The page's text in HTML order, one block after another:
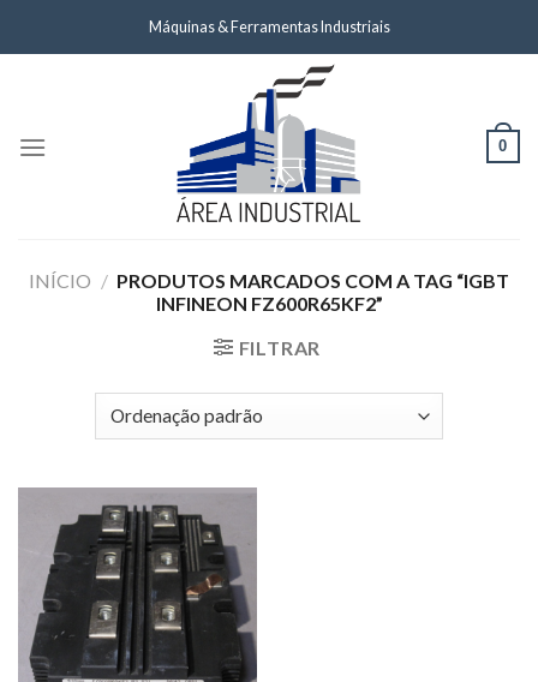
Máquinas & Ferramentas Industriais
0
INÍCIO / PRODUTOS MARCADOS COM A TAG “IGBT
INFINEON FZ600R65KF2”
FILTRAR